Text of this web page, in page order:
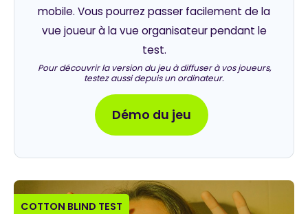
COTTON BLIND TEST
mobile. Vous pourrez passer facilement de la
vue joueur à la vue organisateur pendant le
test.
Pour découvrir la version du jeu à diffuser à vos joueurs,
testez aussi depuis un ordinateur.
Démo du jeu